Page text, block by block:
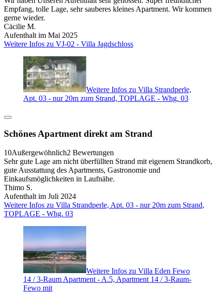
Empfang, tolle Lage, sehr sauberes kleines Apartment. Wir kommen
gerne wieder.
Cäcilie M.
Aufenthalt im Mai 2025
Weitere Infos zu VJ-02 - Villa Jagdschloss
Weitere Infos zu Villa Strandperle,
Apt. 03 - nur 20m zum Strand, TOPLAGE - Whg. 03
Schönes Apartment direkt am Strand
10Außergewöhnlich2 Bewertungen
Sehr gute Lage am nicht überfüllten Strand mit eigenem Strandkorb,
gute Ausstattung des Apartments, Gastronomie und
Einkaufsmöglichkeiten in Laufnähe.
Thimo S.
Aufenthalt im Juli 2024
Weitere Infos zu Villa Strandperle, Apt. 03 - nur 20m zum Strand,
TOPLAGE - Whg. 03
Weitere Infos zu Villa Eden Fewo
14 / 3-Raum Apartment - A.5, Apartment 14 / 3-Raum-
Fewo mit